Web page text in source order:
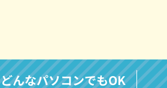
どんなパソコンでもOK